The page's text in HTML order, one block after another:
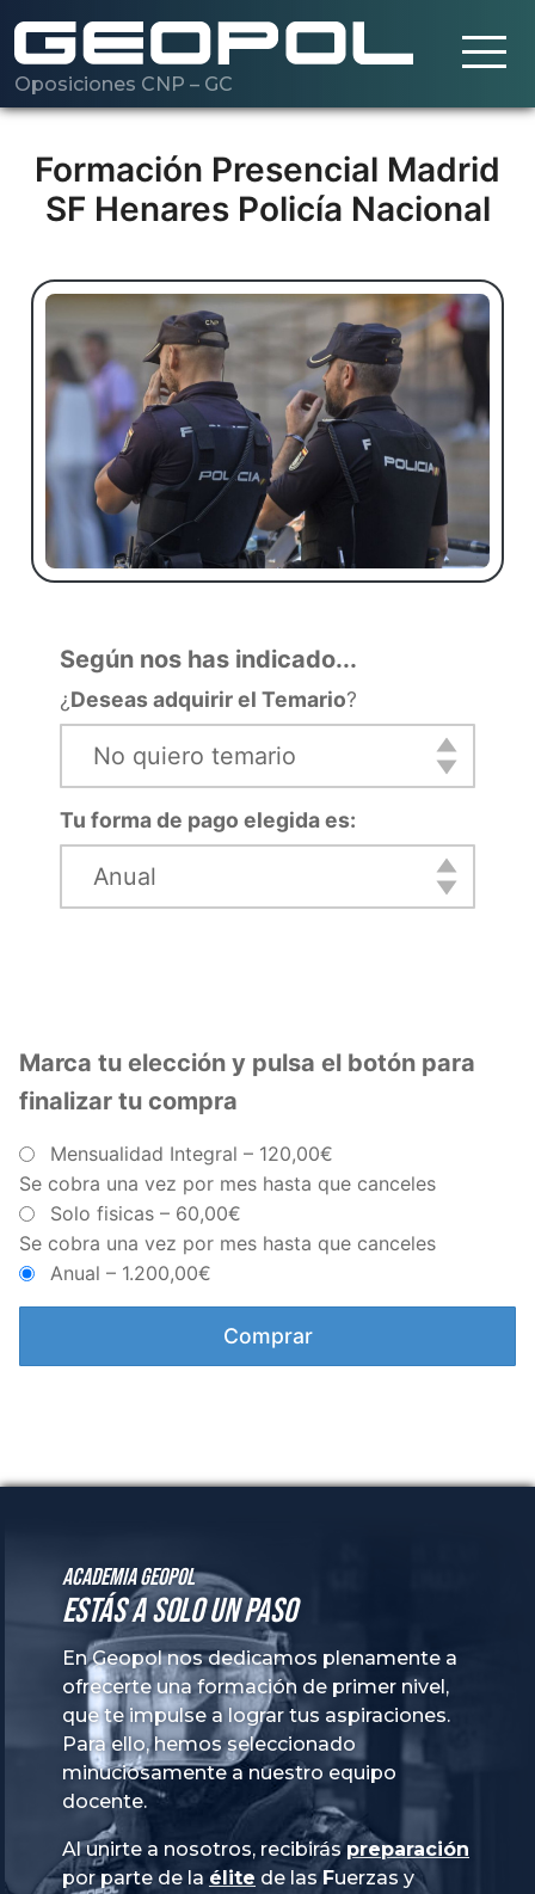
Saltar al contenido principal
Oposiciones CNP – GC
Cargando…
Academia GeoPol
Estás a solo un paso
En Geopol nos dedicamos plenamente a
ofrecerte una formación de primer nivel,
que te impulse a lograr tus aspiraciones.
Para ello, hemos seleccionado
minuciosamente a nuestro equipo
docente.
Al unirte a nosotros, recibiráspreparación
por parte de la élite de las Fuerzas y